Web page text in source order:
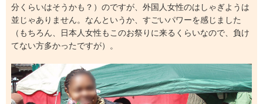
分くらいはそうかも？）のですが、外国人女性のはしゃぎようは
並じゃありません。なんというか、すごいパワーを感じました
（もちろん、日本人女性もこのお祭りに来るくらいなので、負け
てない方多かったですが）。